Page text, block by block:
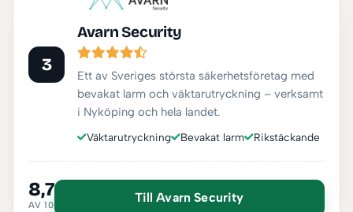
3
Avarn Security
Ett av Sveriges största säkerhetsföretag med
bevakat larm och väktarutryckning – verksamt
i Nyköping och hela landet.
Väktarutryckning Bevakat larm Rikstäckande
8,7
AV 10
Till Avarn Security